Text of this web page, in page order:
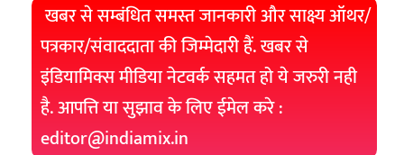
खबर से सम्बंधित समस्त जानकारी और साक्ष्य ऑथर/
पत्रकार/संवाददाता की जिम्मेदारी हैं. खबर से
इंडियामिक्स मीडिया नेटवर्क सहमत हो ये जरुरी नही
है. आपत्ति या सुझाव के लिए ईमेल करे :
editor@indiamix.in